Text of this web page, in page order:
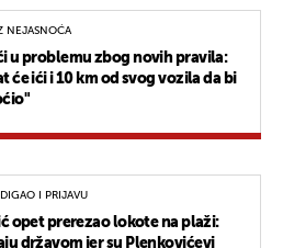
NEJASNOĆA
u problemu zbog novih pravila:
će ići i 10 km od svog vozila da bi
I PRIJAVU
opet prerezao lokote na plaži:
državom jer su Plenkovićevi